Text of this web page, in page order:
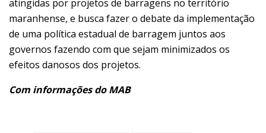
atingidas por projetos de barragens no território
maranhense, e busca fazer o debate da implementação
de uma política estadual de barragem juntos aos
governos fazendo com que sejam minimizados os
efeitos danosos dos projetos.
Com informações do MAB